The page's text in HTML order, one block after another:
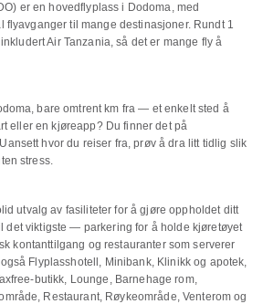
er en hovedflyplass i Dodoma, med
flyavganger til mange destinasjoner. Rundt 1
Air Tanzania, så det er mange fly å
bare omtrent km fra — et enkelt sted å
eller en kjøreapp? Du finner det på
hvor du reiser fra, prøv å dra litt tidlig slik
stress.
utvalg av fasiliteter for å gjøre oppholdet ditt
det viktigste — parkering for å holde kjøretøyet
kontanttilgang og restauranter som serverer
Flyplasshotell, Minibank, Klinikk og apotek,
butikk, Lounge, Barnehage rom,
Restaurant, Røykeområde, Venterom og